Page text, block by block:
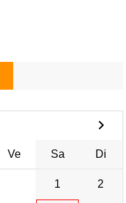
Ve Sa Di
1 2